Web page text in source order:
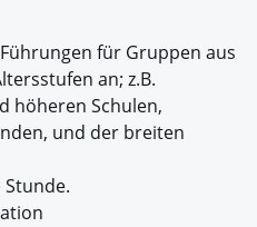
für Gruppen aus
an; z.B.
höheren Schulen,
und der breiten